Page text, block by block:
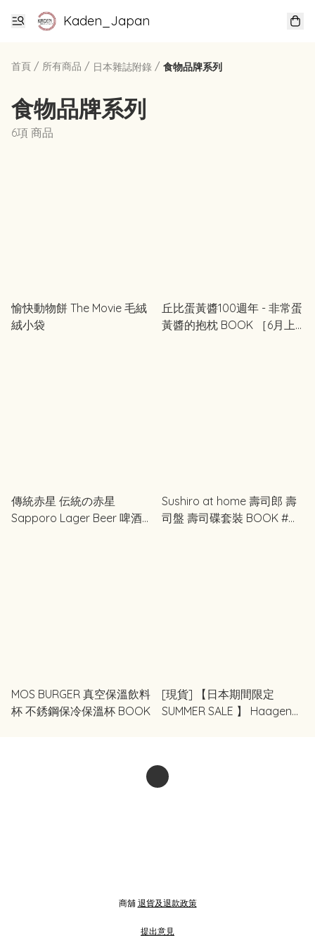
Kaden_Japan
首頁 / 所有商品 / 日本雜誌附錄 / 食物品牌系列
食物品牌系列
6項 商品
愉快動物餅 The Movie 毛絨
絨小袋
丘比蛋黃醬100週年 - 非常蛋
黃醬的抱枕 BOOK ［6月上
傳統赤星 伝統の赤星
Sapporo Lager Beer 啤酒杯
Sushiro at home 壽司郎 壽
司盤 壽司碟套裝 BOOK #重
MOS BURGER 真空保溫飲料
杯 不銹鋼保冷保溫杯 BOOK
[現貨] 【日本期間限定
SUMMER SALE 】 Haagen
商舖 退貨及退款政策
提出意見